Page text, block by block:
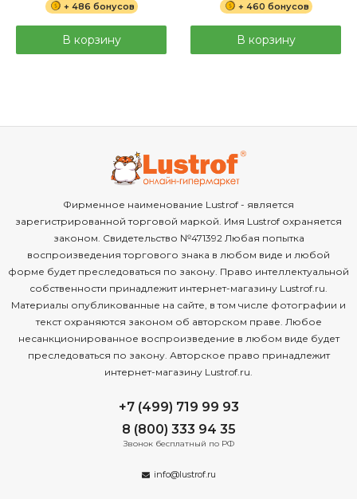
+ 486 бонусов
В корзину
+ 460 бонусов
В корзину
Фирменное наименование Lustrof - является
зарегистрированной торговой маркой. Имя Lustrof охраняется
законом. Свидетельство №471392 Любая попытка
воспроизведения торгового знака в любом виде и любой
форме будет преследоваться по закону. Право интеллектуальной
собственности принадлежит интернет-магазину Lustrof.ru.
Материалы опубликованные на сайте, в том числе фотографии и
текст охраняются законом об авторском праве. Любое
несанкционированное воспроизведение в любом виде будет
преследоваться по закону. Авторское право принадлежит
интернет-магазину Lustrof.ru.
+7 (499) 719 99 93
8 (800) 333 94 35
Звонок бесплатный по РФ
info@lustrof.ru